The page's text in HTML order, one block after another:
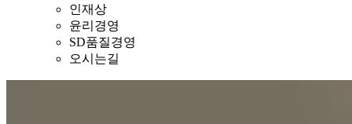
인재상
윤리경영
SD품질경영
오시는길